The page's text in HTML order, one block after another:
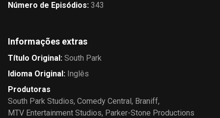
Número de Episódios: 343
Informações extras
Título Original: South Park
Idioma Original: Inglês
Produtoras
South Park Studios, Comedy Central, Braniff,
MTV Entertainment Studios, Parker-Stone Productions